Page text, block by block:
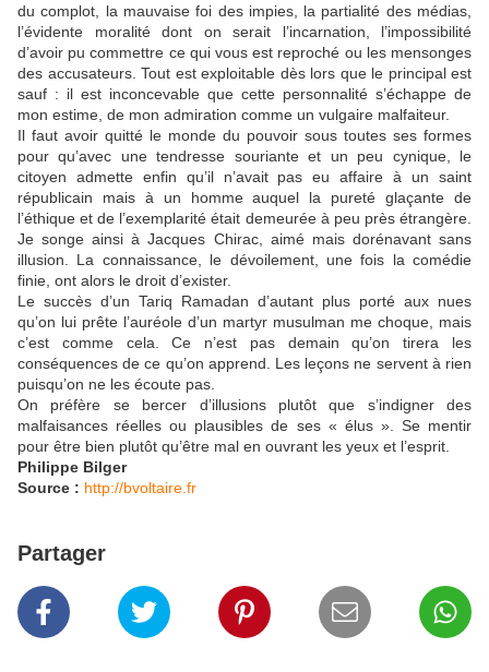
du complot, la mauvaise foi des impies, la partialité des médias,
l’évidente moralité dont on serait l’incarnation, l’impossibilité
d’avoir pu commettre ce qui vous est reproché ou les mensonges
des accusateurs. Tout est exploitable dès lors que le principal est
sauf : il est inconcevable que cette personnalité s’échappe de
mon estime, de mon admiration comme un vulgaire malfaiteur.
Il faut avoir quitté le monde du pouvoir sous toutes ses formes
pour qu’avec une tendresse souriante et un peu cynique, le
citoyen admette enfin qu’il n’avait pas eu affaire à un saint
républicain mais à un homme auquel la pureté glaçante de
l’éthique et de l’exemplarité était demeurée à peu près étrangère.
Je songe ainsi à Jacques Chirac, aimé mais dorénavant sans
illusion. La connaissance, le dévoilement, une fois la comédie
finie, ont alors le droit d’exister.
Le succès d’un Tariq Ramadan d’autant plus porté aux nues
qu’on lui prête l’auréole d’un martyr musulman me choque, mais
c’est comme cela. Ce n’est pas demain qu’on tirera les
conséquences de ce qu’on apprend. Les leçons ne servent à rien
puisqu’on ne les écoute pas.
On préfère se bercer d’illusions plutôt que s’indigner des
malfaisances réelles ou plausibles de ses « élus ». Se mentir
pour être bien plutôt qu’être mal en ouvrant les yeux et l’esprit.
Philippe Bilger
Source : http://bvoltaire.fr
Partager